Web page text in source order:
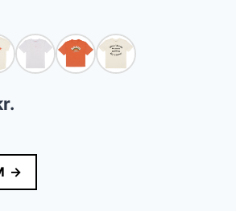
pris
er:
→